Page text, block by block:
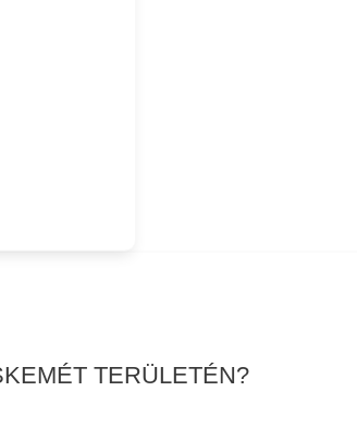
TERÜLETÉN?